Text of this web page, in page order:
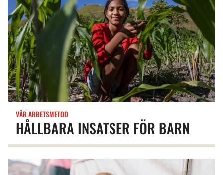
HÅLLBARA INSATSER FÖR BARN
VÅR ARBETSMETOD